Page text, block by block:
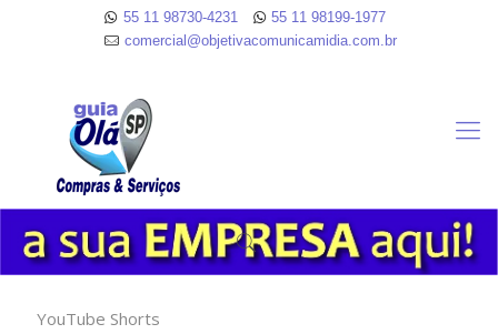
55 11 98730-4231
55 11 98199-1977
comercial@objetivacomunicamidia.com.br
YouTube Shorts